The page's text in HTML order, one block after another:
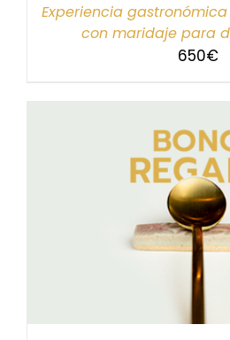
Experiencia gastronómica
con maridaje para
650€